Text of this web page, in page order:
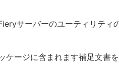
サーバーのユーティリティ
ケージに含まれます補足文書